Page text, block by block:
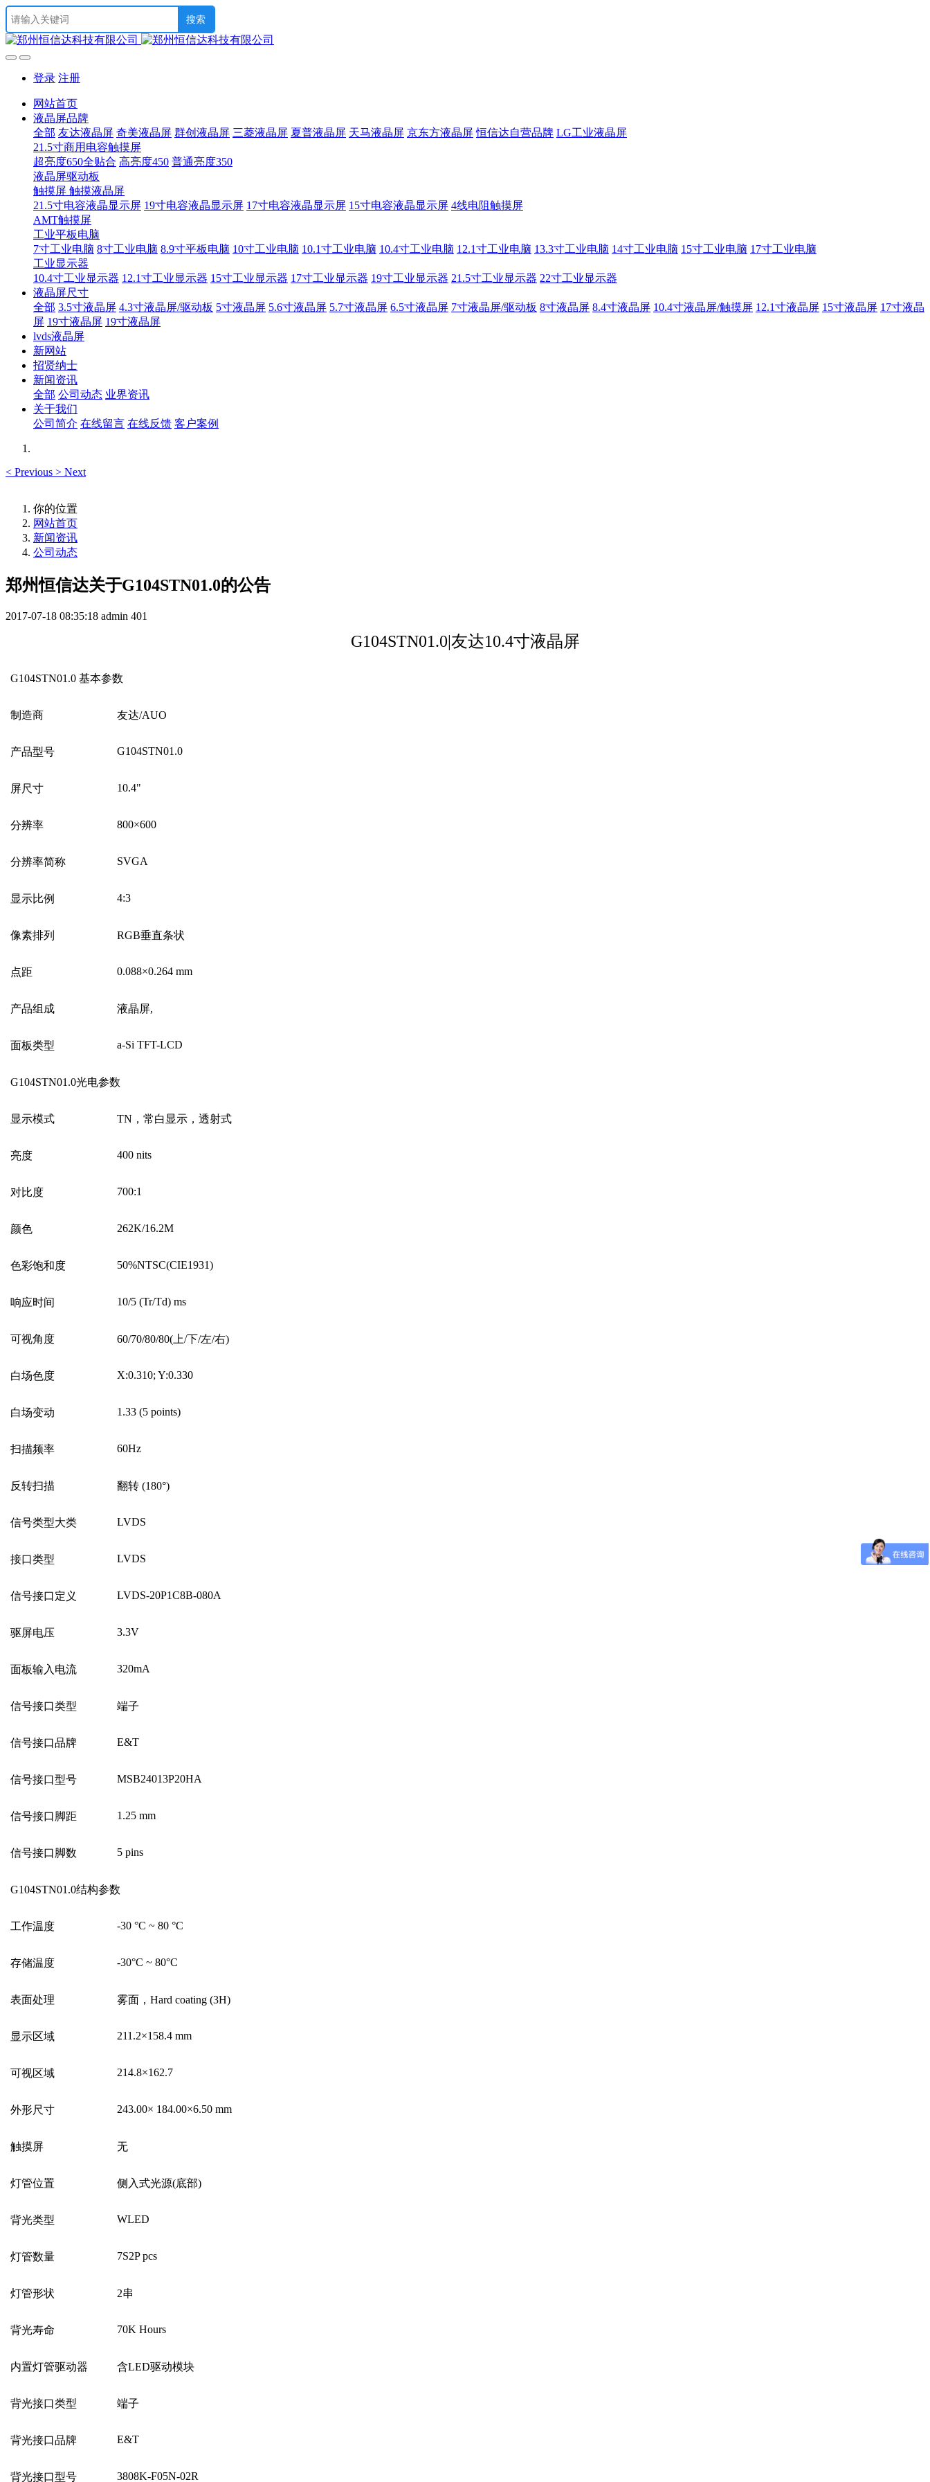
登录 注册
网站首页
液晶屏品牌
全部 友达液晶屏 奇美液晶屏 群创液晶屏 三菱液晶屏 夏普液晶屏 天马液晶屏 京东方液晶屏 恒信达自营品牌 LG工业液晶屏
21.5寸商用电容触摸屏
超亮度650全贴合 高亮度450 普通亮度350
液晶屏驱动板
触摸屏 触摸液晶屏
21.5寸电容液晶显示屏 19寸电容液晶显示屏 17寸电容液晶显示屏 15寸电容液晶显示屏 4线电阻触摸屏
AMT触摸屏
工业平板电脑
7寸工业电脑 8寸工业电脑 8.9寸平板电脑 10寸工业电脑 10.1寸工业电脑 10.4寸工业电脑 12.1寸工业电脑 13.3寸工业电脑 14寸工业电脑 15寸工业电脑 17寸工业电脑
工业显示器
10.4寸工业显示器 12.1寸工业显示器 15寸工业显示器 17寸工业显示器 19寸工业显示器 21.5寸工业显示器 22寸工业显示器
液晶屏尺寸
全部 3.5寸液晶屏 4.3寸液晶屏/驱动板 5寸液晶屏 5.6寸液晶屏 5.7寸液晶屏 6.5寸液晶屏 7寸液晶屏/驱动板 8寸液晶屏 8.4寸液晶屏 10.4寸液晶屏/触摸屏 12.1寸液晶屏 15寸液晶屏 17寸液晶
屏 19寸液晶屏 19寸液晶屏
lvds液晶屏
新网站
招贤纳士
新闻资讯
全部 公司动态 业界资讯
关于我们
公司简介 在线留言 在线反馈 客户案例
< Previous > Next
你的位置
网站首页
新闻资讯
公司动态
郑州恒信达关于G104STN01.0的公告
2017-07-18 08:35:18 admin 401
G104STN01.0|友达10.4寸液晶屏
G104STN01.0 基本参数
制造商 友达/AUO
产品型号 G104STN01.0
屏尺寸 10.4"
分辨率 800×600
分辨率简称 SVGA
显示比例 4:3
像素排列 RGB垂直条状
点距 0.088×0.264 mm
产品组成 液晶屏,
面板类型 a-Si TFT-LCD
G104STN01.0光电参数
显示模式 TN ，常白显示，透射式
亮度 400 nits
对比度 700:1
颜色 262K/16.2M
色彩饱和度 50%NTSC(CIE1931)
响应时间 10/5 (Tr/Td) ms
可视角度 60/70/80/80( 上/下/左/右)
白场色度 X:0.310; Y:0.330
白场变动 1.33 (5 points)
扫描频率 60Hz
反转扫描 翻转 (180°)
信号类型大类 LVDS
接口类型 LVDS
信号接口定义 LVDS-20P1C8B-080A
驱屏电压 3.3V
面板输入电流 320mA
信号接口类型 端子
信号接口品牌 E&T
信号接口型号 MSB24013P20HA
信号接口脚距 1.25 mm
信号接口脚数 5 pins
G104STN01.0结构参数
工作温度 -30 °C ~ 80 °C
存储温度 -30°C ~ 80°C
表面处理 雾面， Hard coating (3H)
显示区域 211.2×158.4 mm
可视区域 214.8×162.7
外形尺寸 243.00× 184.00×6.50 mm
触摸屏 无
灯管位置 侧入式光源(底部)
背光类型 WLED
灯管数量 7S2P pcs
灯管形状 2串
背光寿命 70K Hours
内置灯管驱动器 含LED驱动模块
背光接口类型 端子
背光接口品牌 E&T
背光接口型号 3808K-F05N-02R